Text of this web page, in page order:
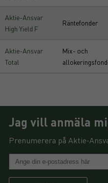
Aktie-Ansvar
High Yield F
Räntefonder
Aktie-Ansvar
Total
Mix- och
Jag vill anmäla
Prenumerera på Aktie-